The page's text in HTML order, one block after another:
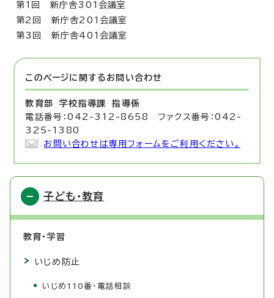
第1回 新庁舎301会議室
第2回 新庁舎201会議室
第3回 新庁舎401会議室
このページに関する お問い合わせ
教育部 学校指導課 指導係
電話番号：042-312-8658 ファクス番号：042-
325-1380
お問い合わせは専用フォームをご利用ください。
子ども・教育
教育・学習
いじめ防止
いじめ110番・電話相談